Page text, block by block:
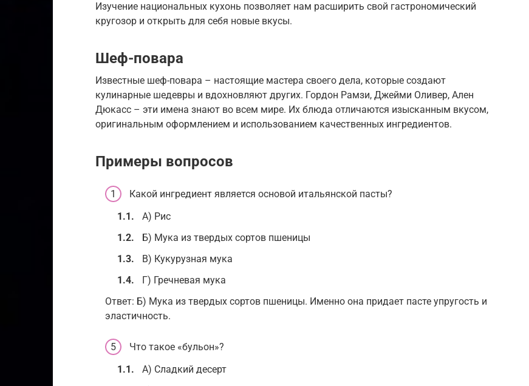
Изучение национальных кухонь позволяет нам расширить свой гастрономический
кругозор и открыть для себя новые вкусы.
Шеф-повара
Известные шеф-повара – настоящие мастера своего дела, которые создают
кулинарные шедевры и вдохновляют других. Гордон Рамзи, Джейми Оливер, Ален
Дюкасс – эти имена знают во всем мире. Их блюда отличаются изысканным вкусом,
оригинальным оформлением и использованием качественных ингредиентов.
Примеры вопросов
Какой ингредиент является основой итальянской пасты?
А) Рис
Б) Мука из твердых сортов пшеницы
В) Кукурузная мука
Г) Гречневая мука
Ответ: Б) Мука из твердых сортов пшеницы. Именно она придает пасте упругость и
эластичность.
Что такое «бульон»?
А) Сладкий десерт